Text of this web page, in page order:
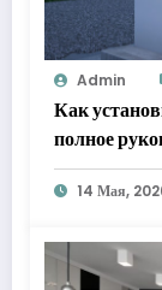
Admin
Как
полное
14 Мая,